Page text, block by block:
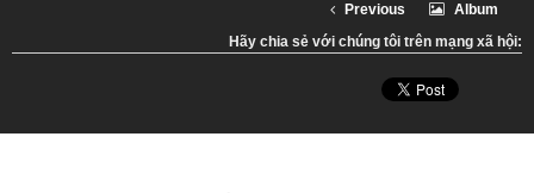
Previous
Album
Hãy chia sẻ với chúng tôi trên mạng xã hội: